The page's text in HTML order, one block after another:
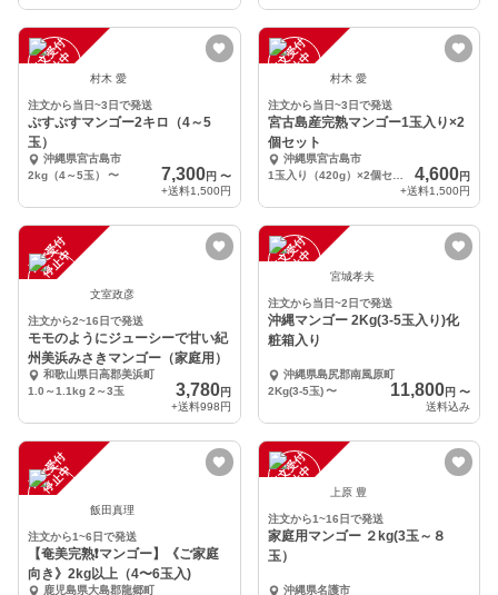
注
文
受
付
停
止
中 村木 愛
注文から当日~3日で発送
ぷすぷすマンゴー2キロ（4～5
玉）
沖縄県宮古島市
2kg（4～5玉）
〜 7,300円 〜
+送料1,500円
注
文
受
付
停
止
中 村木 愛
注文から当日~3日で発送
宮古島産完熟マンゴー1玉入り×2
個セット
沖縄県宮古島市
1玉入り（420g）×2個セット
4,600円
+送料1,500円
注
文
受
付
停
止
中
文室政彦
注文から2~16日で発送
モモのようにジューシーで甘い紀
州美浜みさきマンゴー（家庭用）
和歌山県日高郡美浜町
1.0～1.1kg 2～3玉
3,780円
+送料998円
注
文
受
付
停
止
中 宮城孝夫
注文から当日~2日で発送
沖縄マンゴー 2Kg(3-5玉入り)化
粧箱入り
沖縄県島尻郡南風原町
2Kg(3-5玉) 〜 11,800円 〜
送料込み
注
文
受
付
停
止
中
飯田真理
注文から1~6日で発送
【奄美完熟❗️マンゴー】《ご家庭
向き》2kg以上（4〜6玉入)
鹿児島県大島郡龍郷町
注
文
受
付
停
止
中 上原 豊
注文から1~16日で発送
家庭用マンゴー ２kg(3玉～８
玉）
沖縄県名護市